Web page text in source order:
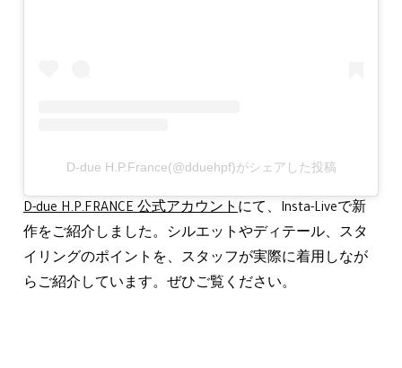
D-due H.P.France(@dduehpf)がシェアした投稿
D-due H.P.FRANCE 公式アカウントにて、Insta-Liveで新
作をご紹介しました。シルエットやディテール、スタ
イリングのポイントを、スタッフが実際に着用しなが
らご紹介しています。ぜひご覧ください。